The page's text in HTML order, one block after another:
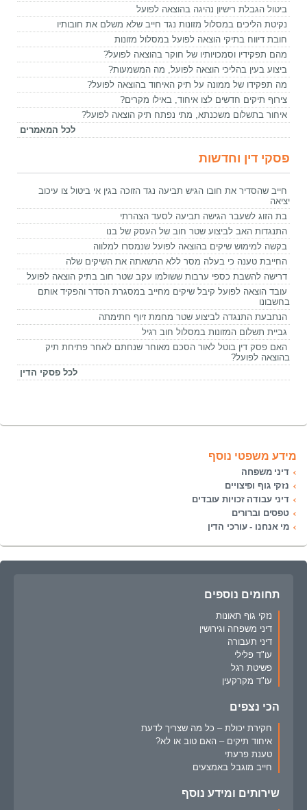
ביטול הגבלת רישיון נהיגה בהוצאה לפועל
נקיטת הליכים במסלול מזונות נגד חייב שלא משלם את חובותיו
חובת דיווח בתיקי הוצאה לפועל במסלול מזונות
מהם תפקידיו וסמכויותיו של חוקר בהוצאה לפועל?
ביצוע בעין בהליכי הוצאה לפועל, מה המשמעות?
מה תפקידו של ממונה על תיק האיחוד בהוצאה לפועל?
צירוף תיקים חדשים לצו איחוד, באילו מקרים?
איחור בתשלום משכנתא, מתי נפתח תיק הוצאה לפועל?
לכל המאמרים
פסקי דין וחדשות
חייב שהסדיר את חובו הגיש תביעה נגד הזוכה בגין אי ביטול צו עיכוב
יציאה
בת הזוג לשעבר הגישה תביעה לסעד הצהרתי
התנגדות האב לביצוע שטר חוב של העסק של בנו
בקשה למימוש שיקים בהוצאה לפועל שנמסרו למלווה
החייבת טענה כי בעלה מסר ללא הרשאתה את השיקים שלה
דרישה להשבת כספי ערבות ששולמו עקב שטר חוב בתיק הוצאה לפועל
עובד הוצאה לפועל קיבל שיקים מחייב במסגרת הסדר והפקיד אותם
בחשבונו
הנתבעת התנגדה לביצוע שטר מחמת זיוף חתימתה
גביית תשלום המזונות במסלול חוב רגיל
האם פסק דין בוטל לאור הסכם מאוחר שנחתם לאחר פתיחת תיק
בהוצאה לפועל?
לכל פסקי הדין
מידע משפטי נוסף
דיני משפחה
נזקי גוף ופיצויים
דיני עבודה זכויות עובדים
טפסים וברורים
מי אנחנו - עורכי הדין
תחומים נוספים
נזקי גוף תאונות
דיני משפחה וגירושין
דיני תעבורה
עו"ד פלילי
פשיטת רגל
עו"ד מקרקעין
הכי נצפים
חקירת יכולת – כל מה שצריך לדעת
איחוד תיקים – האם טוב או לא?
טענת פרעתי
חייב מוגבל באמצעים
שירותים ומידע נוסף